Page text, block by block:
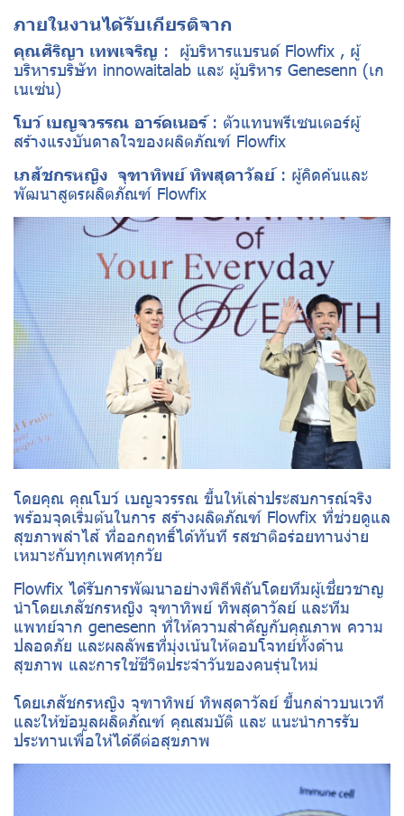
ภายในงานได้รับเกียรติจาก
คุณศิริญา เทพเจริญ : ผู้บริหารแบรนด์ Flowfix , ผู้
บริหารบริษัท innowaitalab และ ผู้บริหาร Genesenn (เก
เนเซ่น)
โบว์ เบญจวรรณ อาร์ดเนอร์: ตัวแทนพรีเซนเตอร์ผู้
สร้างแรงบันดาลใจของผลิตภัณฑ์ Flowfix
เภสัชกรหญิง จุฑาทิพย์ ทิพสุดาวัลย์: ผู้คิดค้นและ
พัฒนาสูตรผลิตภัณฑ์ Flowfix
โดยคุณ คุณโบว์ เบญจวรรณ ขึ้นให้เล่าประสบการณ์จริง
พร้อมจุดเริ่มต้นในการ สร้างผลิตภัณฑ์ Flowfix ที่ช่วยดูแล
สุขภาพลำไส้ ที่ออกฤทธิ์ได้ทันที รสชาติอร่อยทานง่าย
เหมาะกับทุกเพศทุกวัย
Flowfix ได้รับการพัฒนาอย่างพิถีพิถันโดยทีมผู้เชี่ยวชาญ
นำโดยเภสัชกรหญิง จุฑาทิพย์ ทิพสุดาวัลย์ และทีม
แพทย์จาก genesenn ที่ให้ความสำคัญกับคุณภาพ ความ
ปลอดภัย และผลลัพธที่มุ่งเน้นให้ตอบโจทย์ทั้งด้าน
สุขภาพ และการใช้ชีวิตประจำวันของคนรุ่นใหม่
โดยเภสัชกรหญิง จุฑาทิพย์ ทิพสุดาวัลย์ ขึ้นกล่าวบนเวที
และให้ข้อมูลผลิตภัณฑ์ คุณสมบัติ และ แนะนำการรับ
ประทานเพื่อให้ได้ดีต่อสุขภาพ